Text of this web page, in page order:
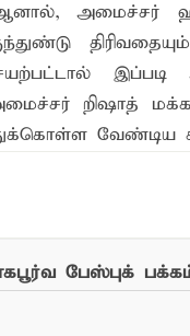
ஆனால், அமைச்சர்
றிஷாத்
பேஸ்புக்